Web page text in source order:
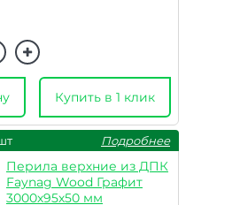
Купить в 1 клик
Подробнее
Перила верхние из ДПК
Faynag Wood Графит
3000х95х50 мм